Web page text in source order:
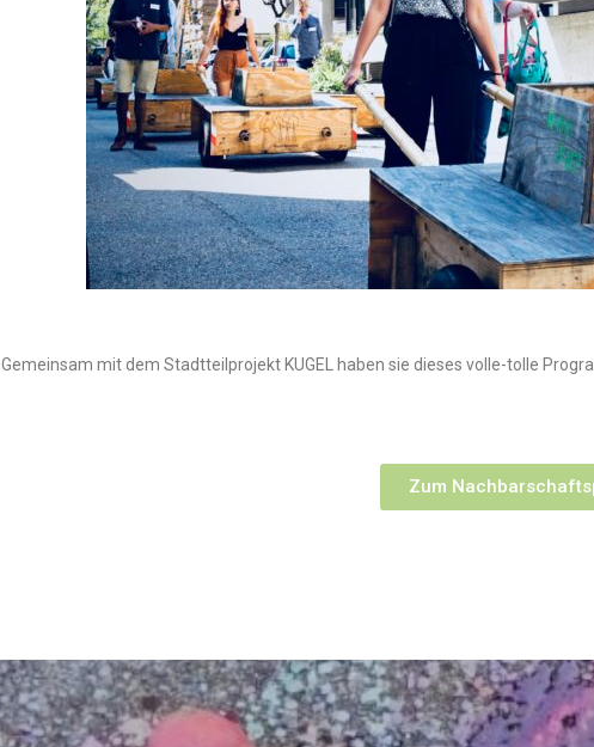
Gemeinsam mit dem Stadtteilprojekt KUGEL haben sie dieses volle-tolle
Zum